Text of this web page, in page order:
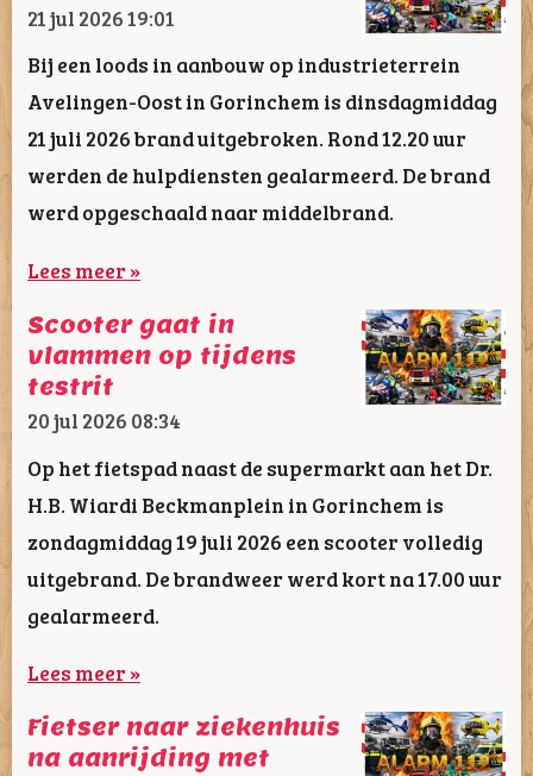
21 jul 202619:01
Bij een loods in aanbouw op industrieterrein
Avelingen-Oost in Gorinchem is dinsdagmiddag
21 juli 2026 brand uitgebroken. Rond 12.20 uur
werden de hulpdiensten gealarmeerd. De brand
werd opgeschaald naar middelbrand.
Lees meer »
Scooter gaat in
vlammen op tijdens
testrit
20 jul 2026 08:34
Op het fietspad naast de supermarkt aan het Dr.
H.B. Wiardi Beckmanplein in Gorinchem is
zondagmiddag 19 juli 2026 een scooter volledig
uitgebrand. De brandweer werd kort na 17.00 uur
gealarmeerd.
Lees meer »
Fietser naar ziekenhuis
na aanrijding met